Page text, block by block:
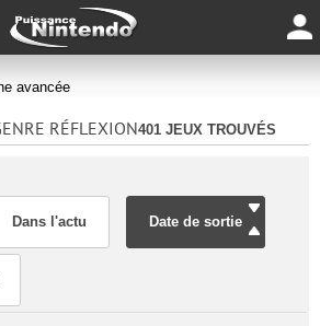
avancée
RÉFLEXION401 JEUX TROUVÉS
Dans l'actu Date de sortie